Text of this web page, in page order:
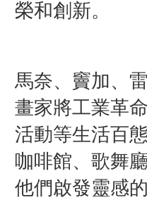
榮和創新。
馬奈、竇加、
畫家將工業革
活動等生活百
咖啡館、歌舞
他們啟發靈感